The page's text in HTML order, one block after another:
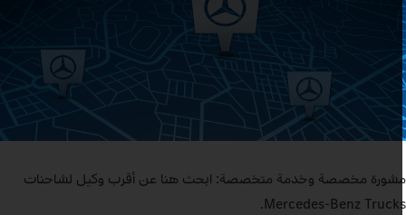
مخصصة وخدمة متخصصة: ابحث هنا عن أقرب وكيل لشاحنات
Mercedes-Benz